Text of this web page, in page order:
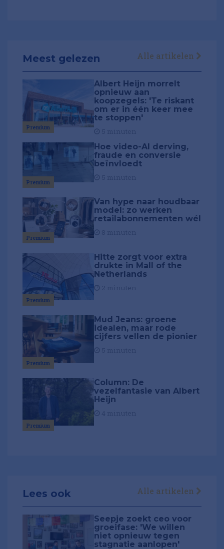
Meest gelezen Alle artikelen
Premium
Albert Heijn morrelt
opnieuw aan
koopzegels: 'Te riskant
om er in één keer mee
te stoppen'
Premium
Hoe video-AI derving,
fraude en conversie
beïnvloedt
Premium
Van hype naar houdbaar
model: zo werken
retailabonnementen wél
Premium
Hitte zorgt voor extra
drukte in Mall of the
Netherlands
Premium
Mud Jeans: groene
idealen, maar rode
cijfers vellen de pionier
Premium
Column: De
vezelfantasie van Albert
Heijn
Lees ook Alle artikelen
Seepje zoekt ceo voor
groeifase: 'We willen
niet opnieuw tegen
stagnatie aanlopen'